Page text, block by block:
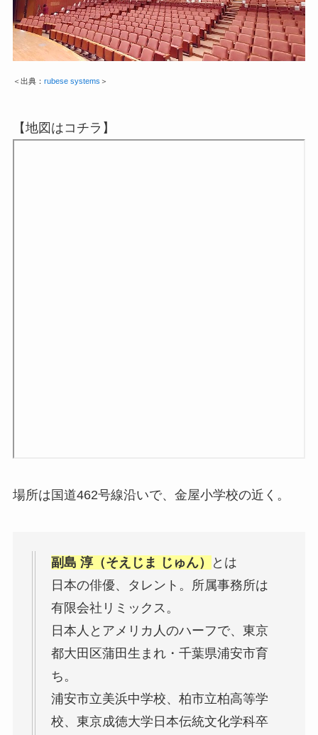
＜出典： rubese systems ＞
【地図はコチラ】
場所は国道462号線沿いで、金屋小学校の近く。
副島 淳（そえじま じゅん）
とは
日本の俳優、タレント。所属事務所は
有限会社リミックス。
日本人とアメリカ人のハーフで、東京
都大田区蒲田生まれ・千葉県浦安市育
ち。
浦安市立美浜中学校、柏市立柏高等学
校、東京成徳大学日本伝統文化学科卒